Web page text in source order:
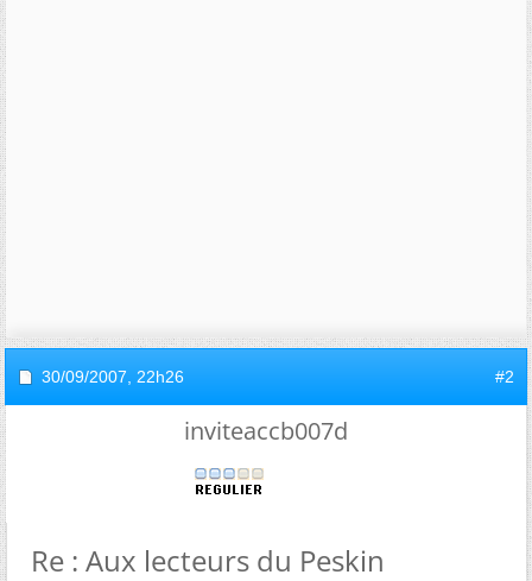
30/09/2007, 22h26 #2
inviteaccb007d
Re : Aux lecteurs du Peskin